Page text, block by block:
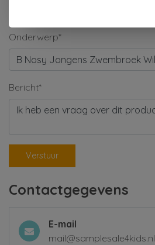
Onderwerp*
Bericht*
Verstuur
Contactgegevens
E-mail
mail@samplesale4kids.nl